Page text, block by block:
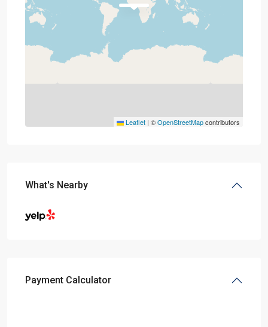
Leaflet | ©OpenStreetMapcontributors
What's Nearby
Payment Calculator